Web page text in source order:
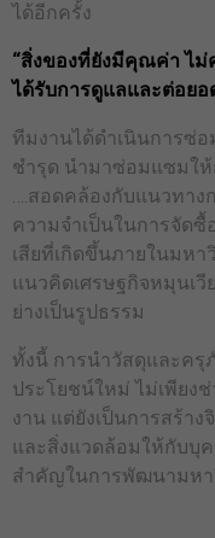
ได้อีกครั้ง
“สิ่งของที่ยังมีคุณค่า ไม่
ได้รับการดูแลและต่อยอ
ทีมงานได้ดำเนินการซ่
ชำรุด นำมาซ่อมแซมใ
….สอดคล้องกับแนวทาง
ความจำเป็นในการจัด
เสียที่เกิดขึ้นภายในมห
แนวคิดเศรษฐกิจหมุนเวี
ย่างเป็นรูปธรรม
ทั้งนี้ การนำวัสดุและค
ประโยชน์ใหม่ ไม่เพียง
งาน แต่ยังเป็นการสร้า
และสิ่งแวดล้อมให้กับบุ
สำคัญในการพัฒนามหา